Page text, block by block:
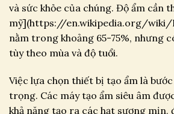
và sức khỏe của chúng. Độ ẩm cần
mỹ](https://en.wikipedia.org/wiki/
nằm trong khoảng 65-75%, nhưng
tùy theo mùa và độ tuổi.
Việc lựa chọn thiết bị tạo ẩm là
trọng. Các máy tạo ẩm siêu âm
khả năng tạo ra các hạt sương mịn,